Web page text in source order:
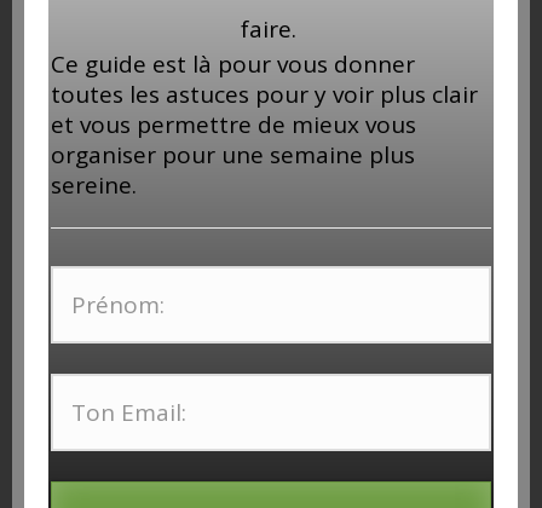
Ma boutique
INSTAGRAM
Follow Me!
faire.
Ce guide est là pour vous donner
toutes les astuces pour y voir plus clair
et vous permettre de mieux vous
organiser pour une semaine plus
sereine.